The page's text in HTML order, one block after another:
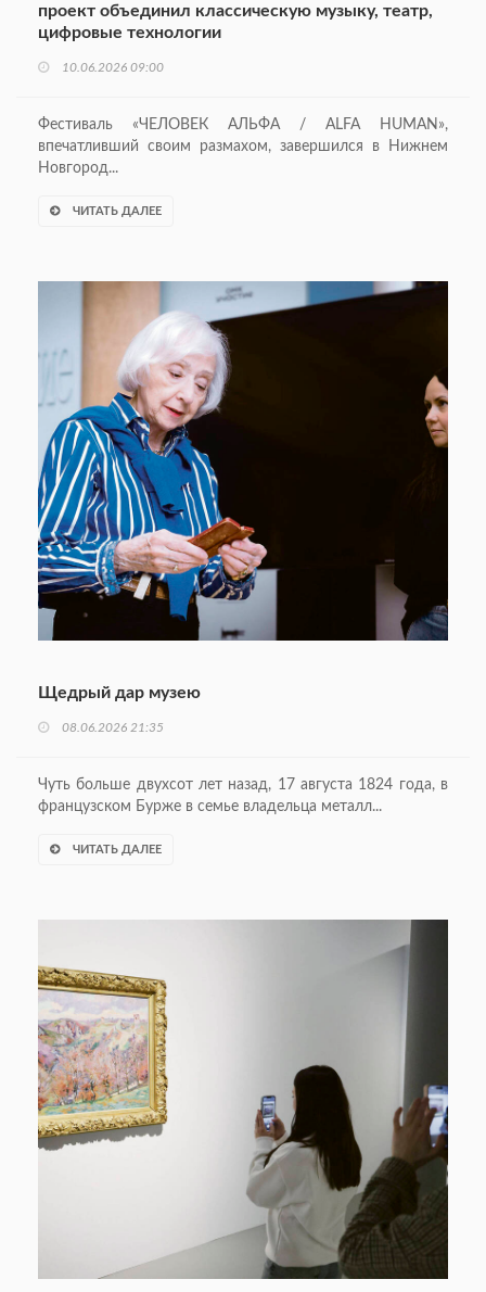
проект объединил классическую музыку, театр,
цифровые технологии
10.06.2026 09:00
Фестиваль «ЧЕЛОВЕК АЛЬФА / ALFA HUMAN»,
впечатливший своим размахом, завершился в Нижнем
Новгород...
ЧИТАТЬ ДАЛЕЕ
Щедрый дар музею
08.06.2026 21:35
Чуть больше двухсот лет назад, 17 августа 1824 года, в
французском Бурже в семье владельца металл...
ЧИТАТЬ ДАЛЕЕ